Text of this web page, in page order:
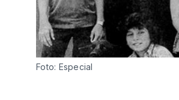
Foto: Especial